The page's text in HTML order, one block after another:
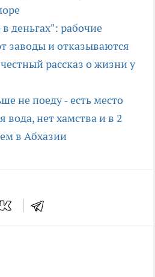
деньгах": рабочие
заводы и отказываются
рассказ о жизни у
не поеду - есть место
вода, нет хамства и в 2
в Абхазии